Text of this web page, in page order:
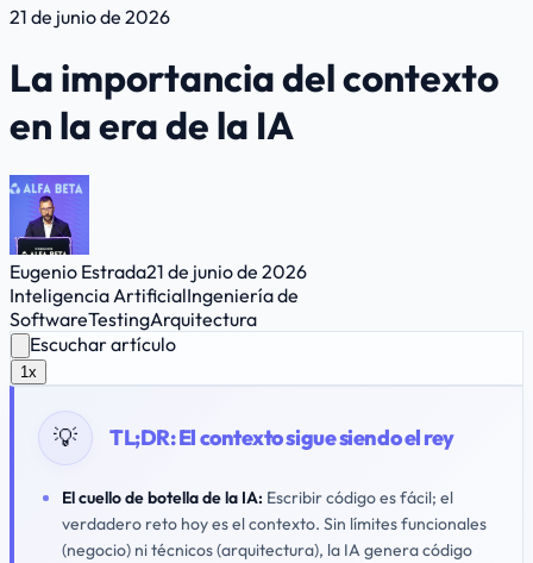
21 de junio de 2026
La importancia del contexto
en la era de la IA
Eugenio Estrada21 de junio de 2026
Inteligencia ArtificialIngeniería de
SoftwareTestingArquitectura
Escuchar artículo
1x
💡 TL;DR:El contexto sigue siendo el rey
El cuello de botella de la IA: Escribir código es fácil; el
verdadero reto hoy es elcontexto. Sin límites funcionales
(negocio) ni técnicos (arquitectura), la IA genera código